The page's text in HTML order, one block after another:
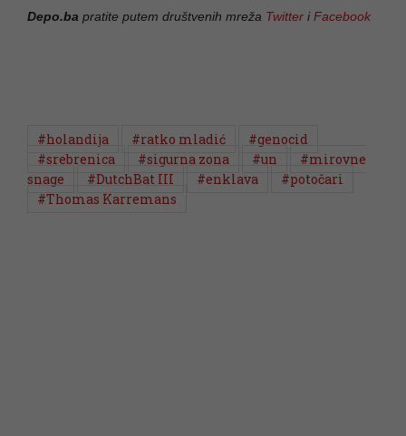
Depo.ba pratite putem društvenih mreža Twitter iFacebook
#holandija #ratko mladić
#genocid
#srebrenica
#sigurna zona #un
#mirovne
snage
#DutchBat III #enklava
#potočari
#Thomas Karremans